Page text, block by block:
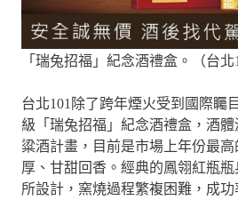
「瑞兔招福」紀念酒禮盒。（台北
台北101除了跨年煙火受到國際矚
級「瑞兔招福」紀念酒禮盒，酒
粱酒計畫，目前是市場上年份最
厚、甘甜回香。經典的鳳翎紅瓶瓶
所設計，窯燒過程繁複困難，成